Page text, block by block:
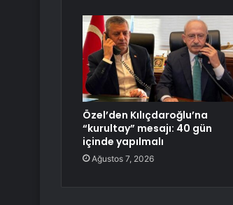
Özel’den Kılıçdaroğlu’na
“kurultay” mesajı: 40 gün
içinde yapılmalı
Ağustos 7, 2026